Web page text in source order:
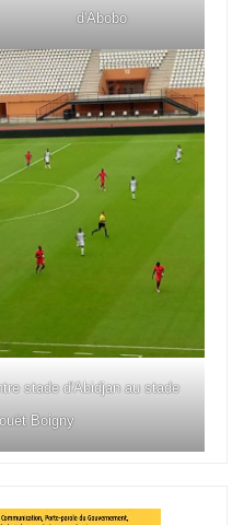
d'Abobo
stade d'Abidjan au stade
Boigny